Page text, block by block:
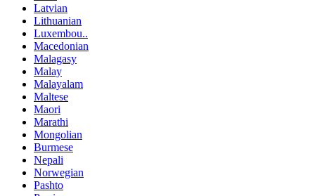
Latvian
Lithuanian
Luxembou..
Macedonian
Malagasy
Malay
Malayalam
Maltese
Maori
Marathi
Mongolian
Burmese
Nepali
Norwegian
Pashto